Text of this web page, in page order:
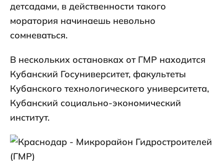
детсадами, в действенности такого
моратория начинаешь невольно
сомневаться.
В нескольких остановках от ГМР находится
Кубанский Госуниверситет, факультеты
Кубанского технологического университета,
Кубанский социально-экономический
институт.